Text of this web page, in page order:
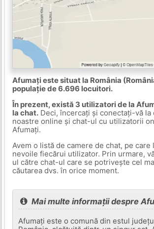
Afumați este situat la România
populație de 6.696 locuitori.
În prezent, există 3 utilizatori de la
la chat.Deci, încercați și conectați-vă la
noastre online și chat-ul cu utilizatorii
Afumați.
Avem o listă de camere de chat, pe care
nevoile fiecărui utilizator. Prin urmare,
ul către chat-ul care se potrivește cel
căutarea dvs. în orice moment.
Mai multe informații despre
Afumați este o comună din estul